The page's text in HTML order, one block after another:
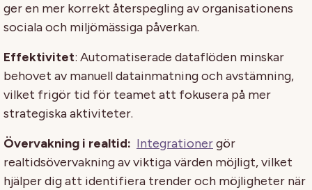
ger en mer korrekt återspegling av organisationens
sociala och miljömässiga påverkan.
Effektivitet: Automatiserade dataflöden minskar
behovet av manuell datainmatning och avstämning,
vilket frigör tid för teamet att fokusera på mer
strategiska aktiviteter.
Övervakning i realtid: Integrationergör
realtidsövervakning av viktiga värden möjligt, vilket
hjälper dig att identifiera trender och möjligheter när